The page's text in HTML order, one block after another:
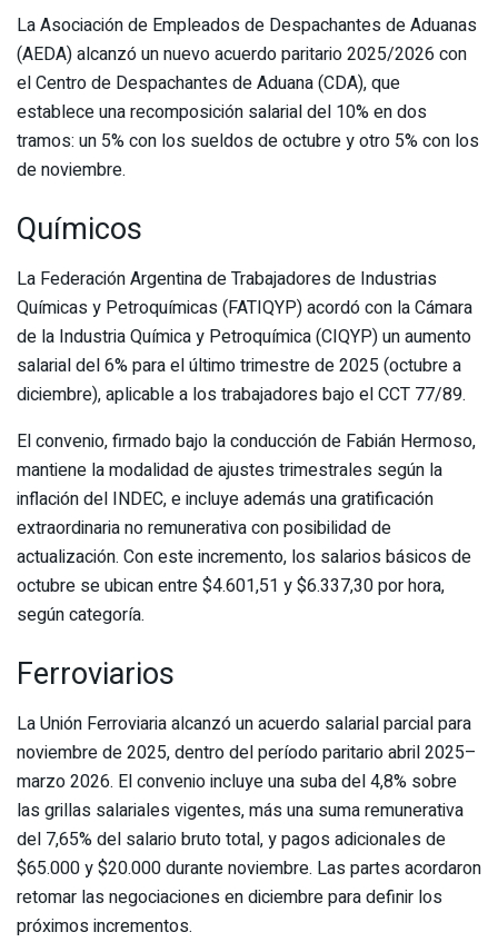
La Asociación de Empleados de Despachantes de Aduanas
(AEDA) alcanzó un nuevo acuerdo paritario 2025/2026 con
el Centro de Despachantes de Aduana (CDA), que
establece una recomposición salarial del 10% en dos
tramos: un 5% con los sueldos de octubre y otro 5% con los
de noviembre.
Químicos
La Federación Argentina de Trabajadores de Industrias
Químicas y Petroquímicas (FATIQYP) acordó con la Cámara
de la Industria Química y Petroquímica (CIQYP) un aumento
salarial del 6% para el último trimestre de 2025 (octubre a
diciembre), aplicable a los trabajadores bajo el CCT 77/89.
El convenio, firmado bajo la conducción de Fabián Hermoso,
mantiene la modalidad de ajustes trimestrales según la
inflación del INDEC, e incluye además una gratificación
extraordinaria no remunerativa con posibilidad de
actualización. Con este incremento, los salarios básicos de
octubre se ubican entre $4.601,51 y $6.337,30 por hora,
según categoría.
Ferroviarios
La Unión Ferroviaria alcanzó un acuerdo salarial parcial para
noviembre de 2025, dentro del período paritario abril 2025–
marzo 2026. El convenio incluye una suba del 4,8% sobre
las grillas salariales vigentes, más una suma remunerativa
del 7,65% del salario bruto total, y pagos adicionales de
$65.000 y $20.000 durante noviembre. Las partes acordaron
retomar las negociaciones en diciembre para definir los
próximos incrementos.